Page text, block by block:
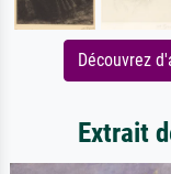
Découvrez
Extrait